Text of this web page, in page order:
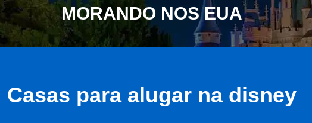
MORANDO NOS EUA
Casas para alugar na disney